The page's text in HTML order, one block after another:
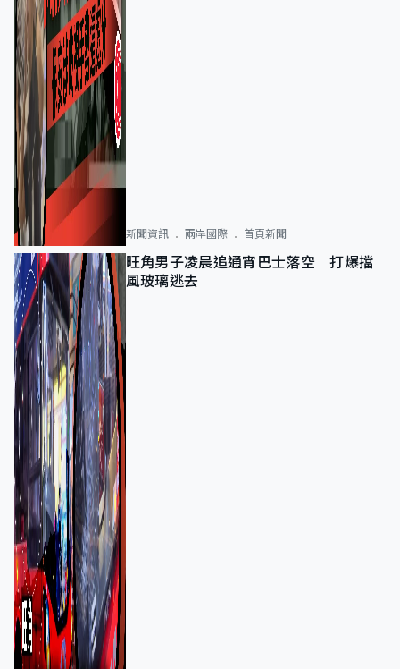
新聞資訊 兩岸國際 首頁新聞
旺角男子凌晨追通宵巴士落空 打爆擋
風玻璃逃去